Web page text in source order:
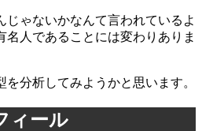
じゃないかなんて言われているよ
名人であることには変わりありま
分析してみようかと思います。
ィール